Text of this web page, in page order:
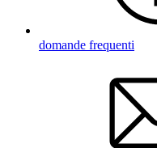
domande frequenti